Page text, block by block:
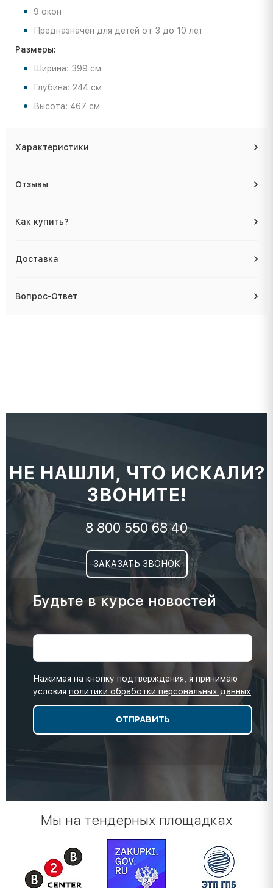
9 окон
Предназначен для детей от 3 до 10 лет
Размеры:
Ширина: 399 см
Глубина: 244 см
Высота: 467 см
Характеристики
Отзывы
Как купить?
Доставка
Вопрос-Ответ
НЕ НАШЛИ, ЧТО ИСКАЛИ?
ЗВОНИТЕ!
8 800 550 68 40
ЗАКАЗАТЬ ЗВОНОК
Будьте в курсе новостей
Нажимая на кнопку подтверждения, я принимаю
условия политики обработки персональных данных
Мы на тендерных площадках